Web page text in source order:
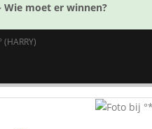
Wie moet er winnen?
(HARRY)